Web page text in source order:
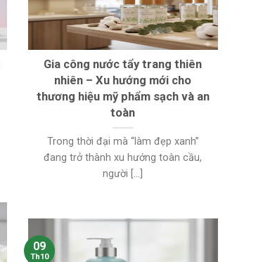
Gia công nước tẩy trang thiên
nhiên – Xu hướng mới cho
thương hiệu mỹ phẩm sạch và an
toàn
Trong thời đại mà “làm đẹp xanh”
đang trở thành xu hướng toàn cầu,
người [...]
09
Th10